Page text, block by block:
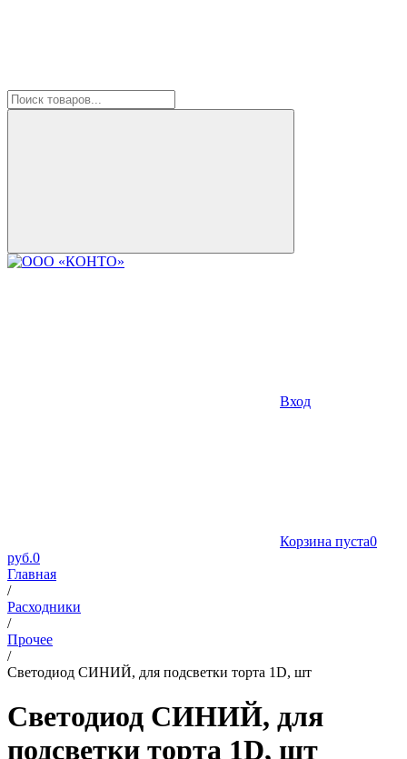
Вход
Корзина пуста0
руб.0
Главная
/
Расходники
/
Прочее
/
Светодиод СИНИЙ, для подсветки торта 1D, шт
Светодиод СИНИЙ, для
подсветки торта 1D, шт